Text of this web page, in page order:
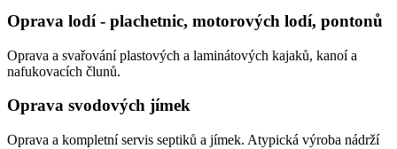
Oprava lodí - plachetnic, motorových lodí, pontonů
Oprava a svařování plastových a laminátových kajaků, kanoí a
nafukovacích člunů.
Oprava svodových jímek
Oprava a kompletní servis septiků a jímek. Atypická výroba nádrží